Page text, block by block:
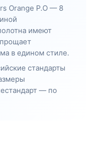
Orange P.O — 8
имеют
в едином стиле.
стандарты
— по